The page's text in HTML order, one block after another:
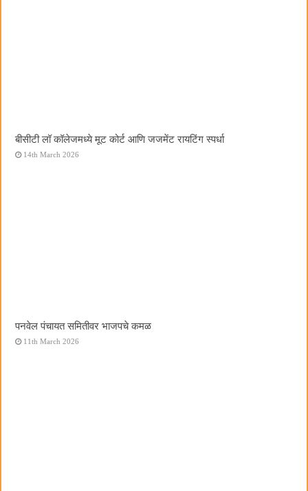
बीसीटी लॉ कॉलेजमध्ये मूट कोर्ट आणि जजमेंट रायटिंग स्पर्धा
14th March 2026
पनवेल पंचायत समितीवर भाजपचे कमळ
11th March 2026